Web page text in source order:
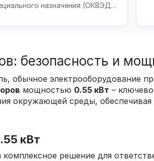
назначения (ОКВЭД
безопасность и
электрооборудование
мощностью 0.55 кВт –
окружающей среды,
кВт
решение для